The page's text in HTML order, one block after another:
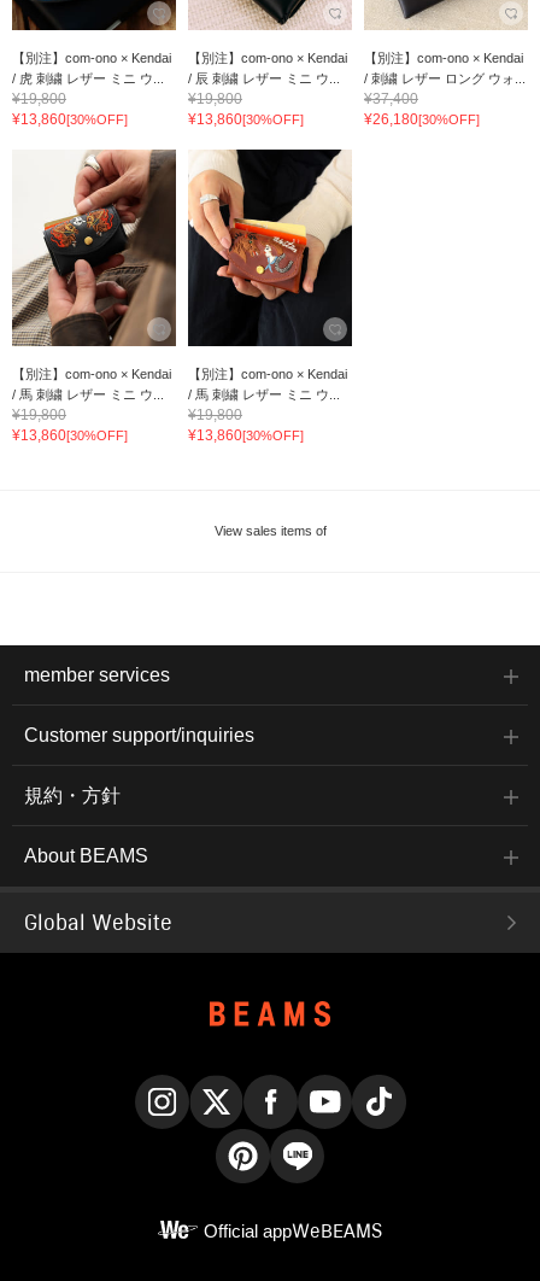
【別注】com-ono × Kendai
/ 虎 刺繍 レザー ミニ ウ...
¥19,800
¥13,860[30%OFF]
【別注】com-ono × Kendai
/ 辰 刺繍 レザー ミニ ウ...
¥19,800
¥13,860[30%OFF]
【別注】com-ono × Kendai
/ 刺繍 レザー ロング ウォ...
¥37,400
¥26,180[30%OFF]
【別注】com-ono × Kendai
/ 馬 刺繍 レザー ミニ ウ...
¥19,800
¥13,860[30%OFF]
【別注】com-ono × Kendai
/ 馬 刺繍 レザー ミニ ウ...
¥19,800
¥13,860[30%OFF]
View sales items of
member services
Customer support/inquiries
規約・方針
About BEAMS
Global Website
Official appWeBEAMS